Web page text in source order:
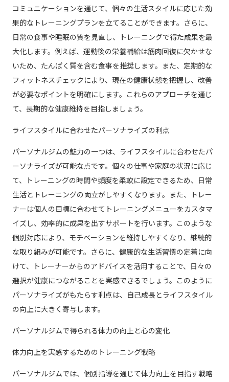
コミュニケーションを通じて、個々の生活スタイルに応じた効
果的なトレーニングプランを立てることができます。さらに、
日常の食事や睡眠の質を見直し、トレーニングで得た成果を最
大化します。例えば、運動後の栄養補給は筋肉回復に欠かせな
いため、たんぱく質を含む食事を推奨します。また、定期的な
フィットネスチェックにより、現在の健康状態を把握し、改善
が必要なポイントを明確にします。これらのアプローチを通じ
て、長期的な健康維持を目指しましょう。
ライフスタイルに合わせたパーソナライズの利点
パーソナルジムの魅力の一つは、ライフスタイルに合わせたパ
ーソナライズが可能な点です。個々の仕事や家庭の状況に応じ
て、トレーニングの時間や頻度を柔軟に設定できるため、日常
生活とトレーニングの両立がしやすくなります。また、トレー
ナーは個人の目標に合わせてトレーニングメニューをカスタマ
イズし、効率的に成果を出すサポートを行います。このような
個別対応により、モチベーションを維持しやすくなり、継続的
な取り組みが可能です。さらに、健康的な生活習慣の定着に向
けて、トレーナーからのアドバイスを活用することで、日々の
選択が健康につながることを実感できるでしょう。このように
パーソナライズがもたらす利点は、自己成長とライフスタイル
の向上に大きく寄与します。
パーソナルジムで得られる体力の向上と心の変化
体力向上を実感するためのトレーニング戦略
パーソナルジムでは、個別指導を通じて体力向上を目指す戦略